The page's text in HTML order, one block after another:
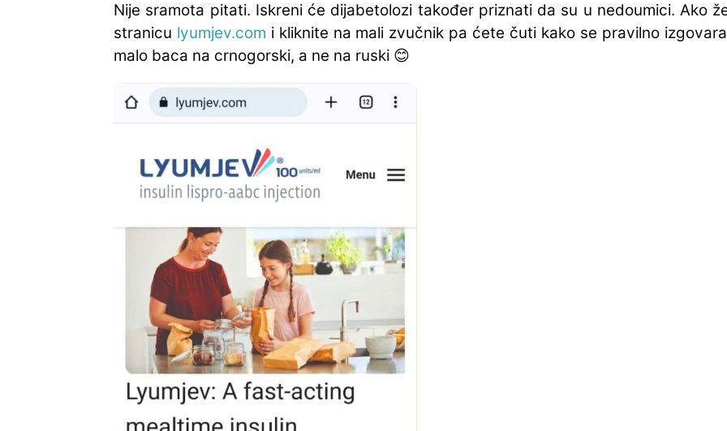
Nije sramota pitati. Iskreni će dijabetolozi također priznati da su u nedoumici. Ako
stranicu lyumjev.com i kliknite na mali zvučnik pa ćete čuti kako se pravilno
malo baca na crnogorski, a ne na ruski 😊